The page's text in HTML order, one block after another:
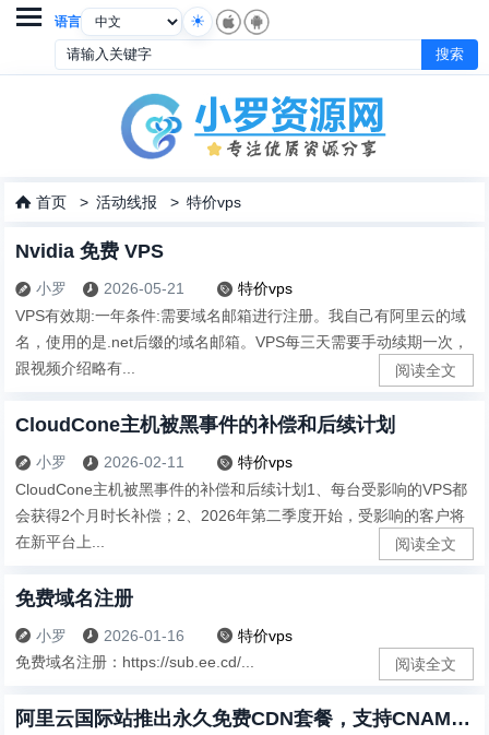
语言

 首页 >活动线报 >特价vps
Nvidia 免费 VPS
 小罗  2026-05-21  特价vps
VPS有效期:一年条件:需要域名邮箱进行注册。我自己有阿里云的域
名，使用的是.net后缀的域名邮箱。VPS每三天需要手动续期一次，
跟视频介绍略有...
阅读全文
CloudCone主机被黑事件的补偿和后续计划
 小罗  2026-02-11  特价vps
CloudCone主机被黑事件的补偿和后续计划1、每台受影响的VPS都
会获得2个月时长补偿；2、2026年第二季度开始，受影响的客户将
在新平台上...
阅读全文
免费域名注册
 小罗  2026-01-16  特价vps
免费域名注册：https://sub.ee.cd/...
阅读全文
阿里云国际站推出永久免费CDN套餐，支持CNAME分区解析